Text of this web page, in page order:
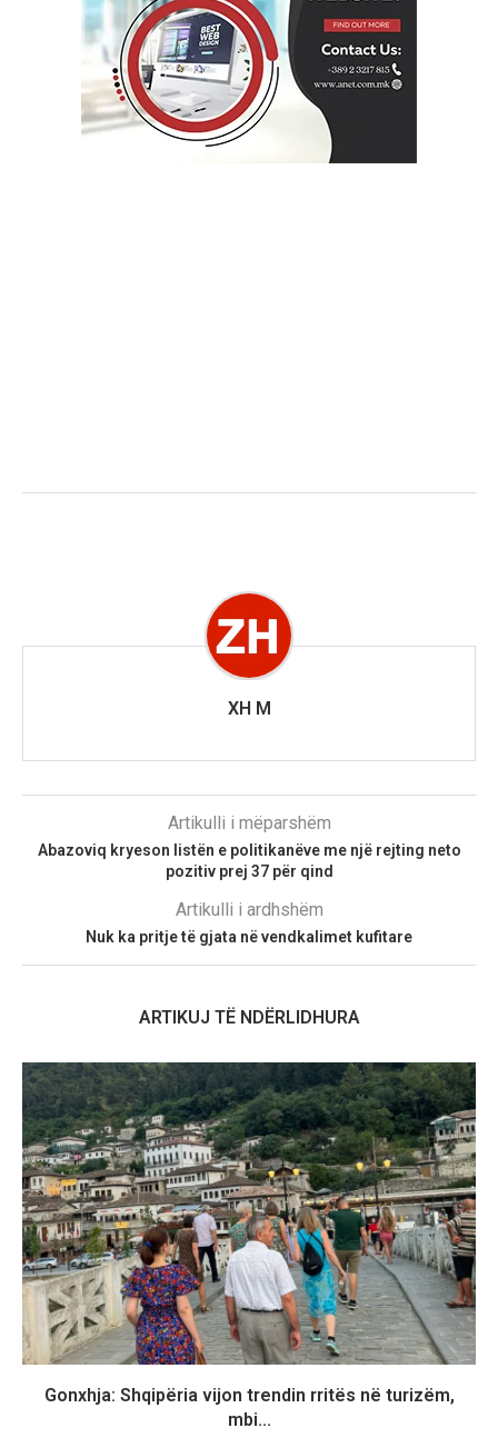
XH M
Artikulli i mëparshëm
Abazoviq kryeson listën e politikanëve me një rejting neto
pozitiv prej 37 për qind
Artikulli i ardhshëm
Nuk ka pritje të gjata në vendkalimet kufitare
ARTIKUJ TË NDËRLIDHURA
Gonxhja: Shqipëria vijon trendin rritës në turizëm,
mbi...